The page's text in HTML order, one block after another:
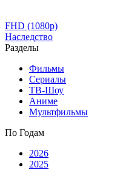
FHD (1080p)
Наследство
Разделы
Фильмы
Сериалы
ТВ-Шоу
Аниме
Мультфильмы
По Годам
2026
2025